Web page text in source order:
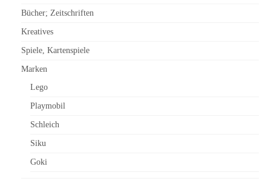
Bücher; Zeitschriften
Kreatives
Spiele, Kartenspiele
Marken
Lego
Playmobil
Schleich
Siku
Goki